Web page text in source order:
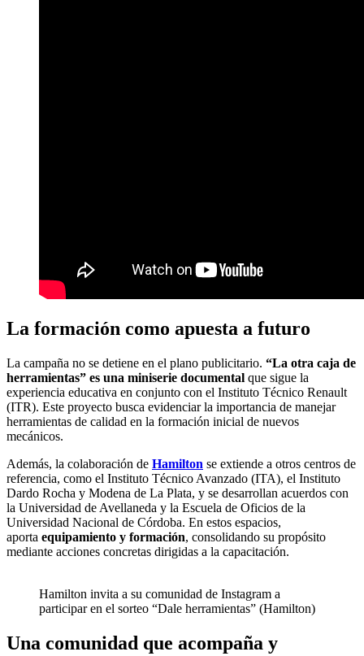
La formación como apuesta a futuro
La campaña no se detiene en el plano publicitario. “La otra caja de
herramientas” es una miniserie documental que sigue la
experiencia educativa en conjunto con el Instituto Técnico Renault
(ITR). Este proyecto busca evidenciar la importancia de manejar
herramientas de calidad en la formación inicial de nuevos
mecánicos.
Además, la colaboración de Hamilton se extiende a otros centros de
referencia, como el Instituto Técnico Avanzado (ITA), el Instituto
Dardo Rocha y Modena de La Plata, y se desarrollan acuerdos con
la Universidad de Avellaneda y la Escuela de Oficios de la
Universidad Nacional de Córdoba. En estos espacios,
aporta equipamiento y formación, consolidando su propósito
mediante acciones concretas dirigidas a la capacitación.
Hamilton invita a su comunidad de Instagram a
participar en el sorteo “Dale herramientas” (Hamilton)
Una comunidad que acompaña y